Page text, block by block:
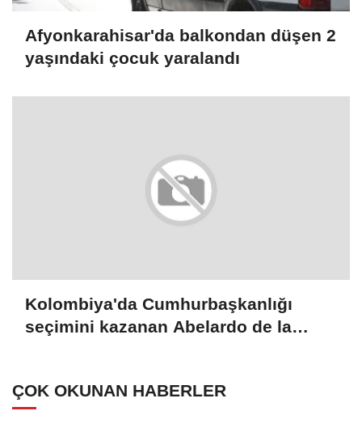
Afyonkarahisar'da balkondan düşen 2
yaşındaki çocuk yaralandı
Kolombiya'da Cumhurbaşkanlığı
seçimini kazanan Abelardo de la
ÇOK OKUNAN HABERLER